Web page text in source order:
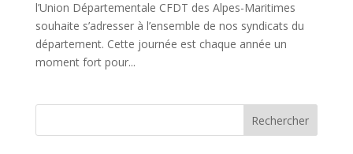
l’Union Départementale CFDT des Alpes-Maritimes
souhaite s’adresser à l’ensemble de nos syndicats du
département. Cette journée est chaque année un
moment fort pour...
Rechercher